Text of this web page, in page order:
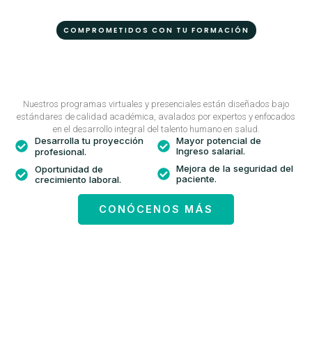
COMPROMETIDOS CON TU FORMACIÓN
Nuestros programas virtuales y presenciales están diseñados bajo
estándares de calidad académica, avalados por expertos y enfocados
en el desarrollo integral del talento humano en salud.
Desarrolla tu proyección
profesional.
Oportunidad de
crecimiento laboral.
Mayor potencial de
Ingreso salarial.
Mejora de la seguridad del
paciente.
CONÓCENOS MÁS